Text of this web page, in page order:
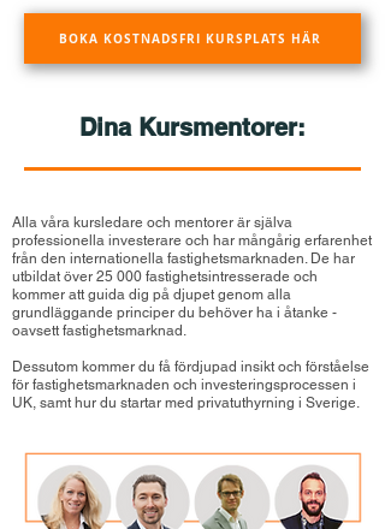
BOKA KOSTNADSFRI KURSPLATS HÄR
Dina Kursmentorer:
Alla våra kursledare och mentorer är själva
professionella investerare och har mångårig erfarenhet
från den internationella fastighetsmarknaden. De har
utbildat över 25 000 fastighetsintresserade och
kommer att guida dig på djupet genom alla
grundläggande principer du behöver ha i åtanke -
oavsett fastighetsmarknad.
Dessutom kommer du få fördjupad insikt och förståelse
för fastighetsmarknaden och investeringsprocessen i
UK, samt hur du startar med privatuthyrning i Sverige.